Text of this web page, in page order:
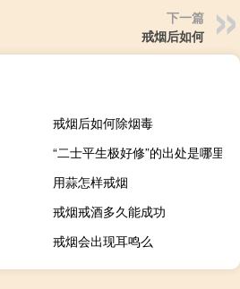
下一篇
戒烟后如何
戒烟后如何除烟毒
“二士平生极好修”的出处是哪里
用蒜怎样戒烟
戒烟戒酒多久能成功
戒烟会出现耳鸣么